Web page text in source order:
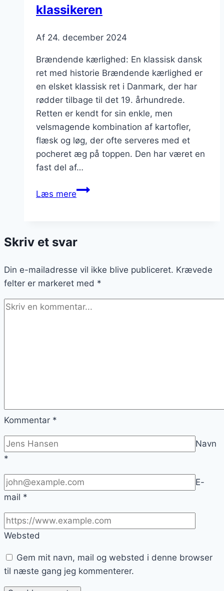
klassikeren
Af 24. december 2024
Brændende kærlighed: En klassisk dansk
ret med historie Brændende kærlighed er
en elsket klassisk ret i Danmark, der har
rødder tilbage til det 19. århundrede.
Retten er kendt for sin enkle, men
velsmagende kombination af kartofler,
flæsk og løg, der ofte serveres med et
pocheret æg på toppen. Den har været en
fast del af…
Læs mereBrændende
En
vri
på
klassikeren
Skriv et svar
Din e-mailadresse vil ikke blive publiceret. Krævede
felter er markeret med *
Kommentar *
Navn
*
E-
mail *
Websted
Gem mit navn, mail og websted i denne browser
til næste gang jeg kommenterer.